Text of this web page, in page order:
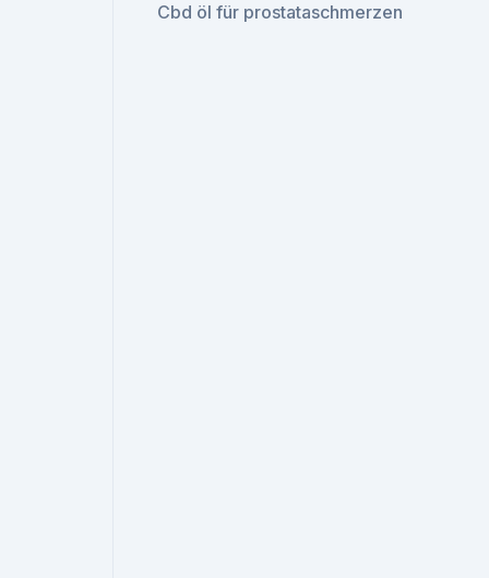
Cbd öl für prostataschmerzen